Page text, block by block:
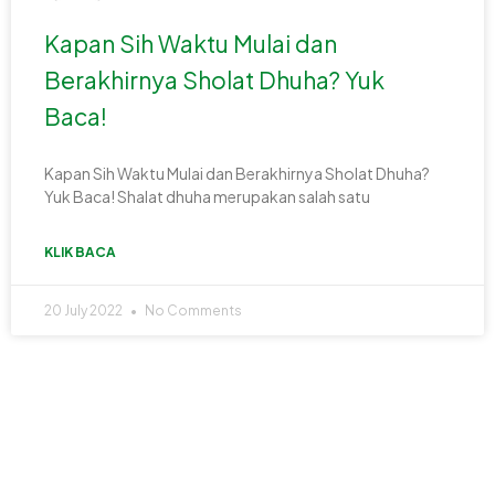
Kapan Sih Waktu Mulai dan
Berakhirnya Sholat Dhuha? Yuk
Baca!
Kapan Sih Waktu Mulai dan Berakhirnya Sholat Dhuha?
Yuk Baca! Shalat dhuha merupakan salah satu
KLIK BACA
20 July 2022 No Comments